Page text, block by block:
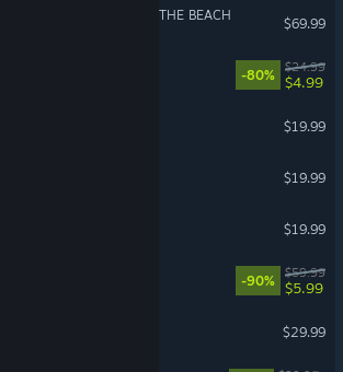
DEATH STRANDING 2: ON THE BEACH
$69.99
-80%
$24.99
$4.99
$19.99
$19.99
$19.99
-90%
$59.99
$5.99
$29.99